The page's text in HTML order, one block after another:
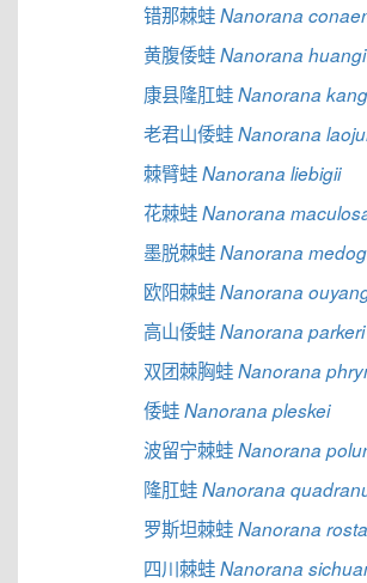
错那棘蛙Nanorana
黄腹倭蛙Nanorana huangi
康县隆肛蛙Nanorana
老君山倭蛙Nanorana
棘臂蛙Nanorana liebigii
花棘蛙Nanorana
墨脱棘蛙Nanorana
欧阳棘蛙Nanorana
高山倭蛙Nanorana parkeri
双团棘胸蛙Nanorana
倭蛙Nanorana pleskei
波留宁棘蛙Nanorana
隆肛蛙Nanorana
罗斯坦棘蛙Nanorana
四川棘蛙Nanorana